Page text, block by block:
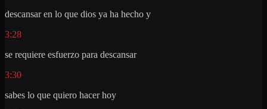
descansar en lo que dios ya ha hecho y
3:28
se requiere esfuerzo para descansar
3:30
sabes lo que quiero hacer hoy